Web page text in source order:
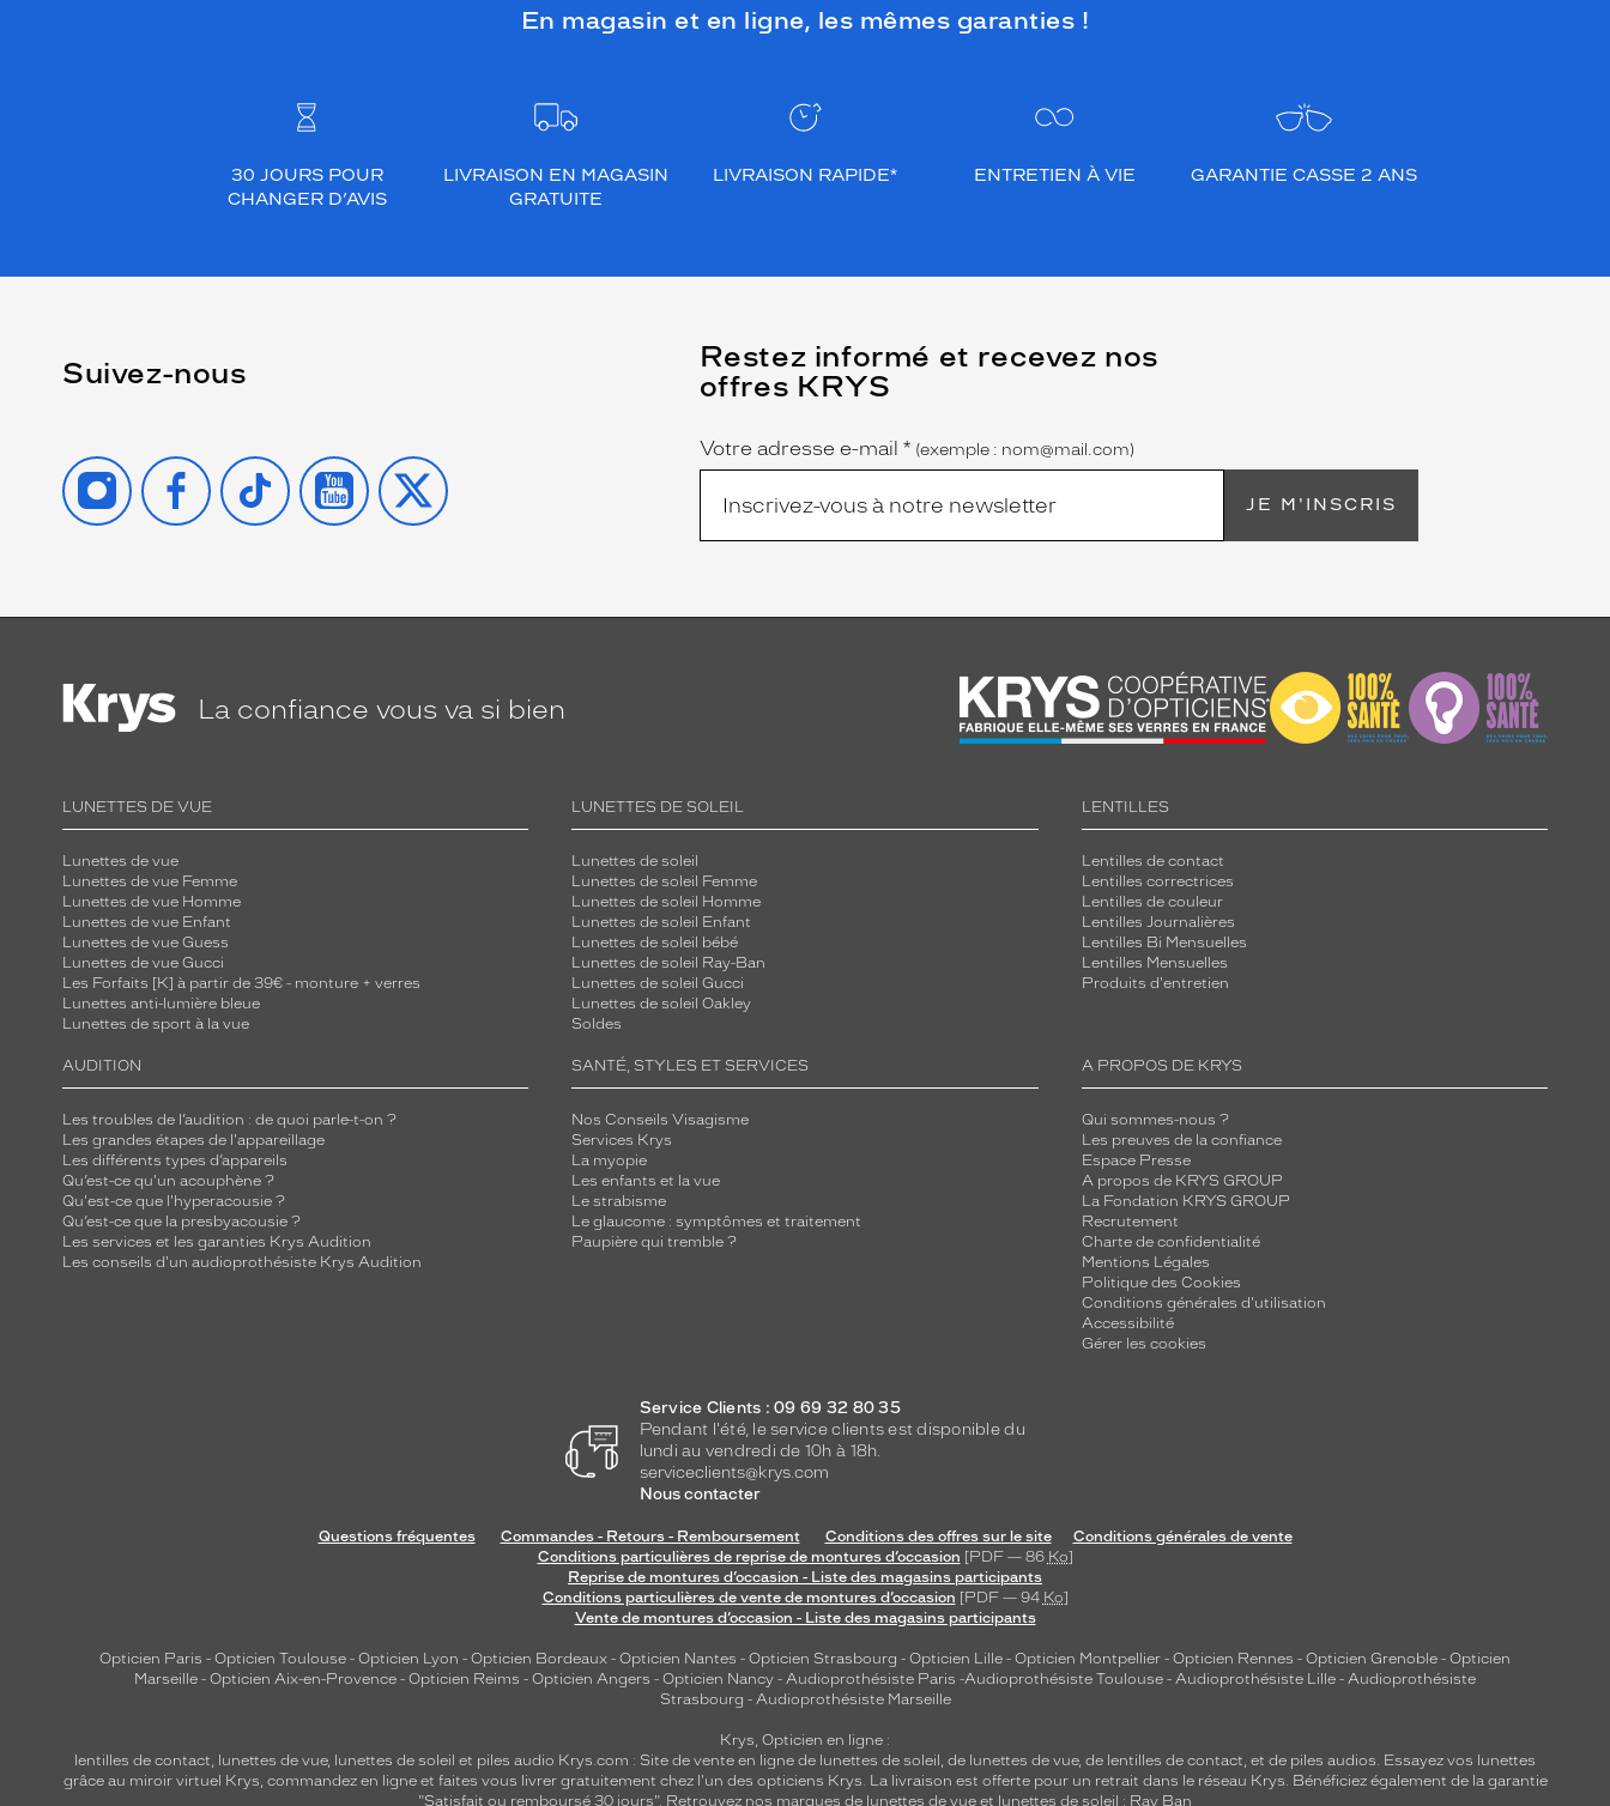
En magasin et en ligne, les mêmes garanties !
30 JOURS POUR
CHANGER D’AVIS
LIVRAISON EN MAGASIN
GRATUITE
LIVRAISON RAPIDE* ENTRETIEN À VIE GARANTIE CASSE 2 ANS
Suivez-nous
INSTAGRAMFACEBOOK
TIKTOK YOUTUBE
X
Restez informé et recevez nos
offres KRYS
Name
Votre adresse e-mail *
(Ce
champ
est
obligatoire)
(exemple : nom@mail.com)
JE M'INSCRIS
La confiance vous va si bien
LUNETTES DE VUE
Lunettes de vue
Lunettes de vue Femme
Lunettes de vue Homme
Lunettes de vue Enfant
Lunettes de vue Guess
Lunettes de vue Gucci
Les Forfaits [K] à partir de 39€ - monture + verres
Lunettes anti-lumière bleue
Lunettes de sport à la vue
LUNETTES DE SOLEIL
Lunettes de soleil
Lunettes de soleil Femme
Lunettes de soleil Homme
Lunettes de soleil Enfant
Lunettes de soleil bébé
Lunettes de soleil Ray-Ban
Lunettes de soleil Gucci
Lunettes de soleil Oakley
Soldes
LENTILLES
Lentilles de contact
Lentilles correctrices
Lentilles de couleur
Lentilles Journalières
Lentilles Bi Mensuelles
Lentilles Mensuelles
Produits d'entretien
AUDITION
Les troubles de l’audition : de quoi parle-t-on ?
Les grandes étapes de l'appareillage
Les différents types d’appareils
Qu’est-ce qu'un acouphène ?
Qu'est-ce que l'hyperacousie ?
Qu’est-ce que la presbyacousie ?
Les services et les garanties Krys Audition
Les conseils d'un audioprothésiste Krys Audition
SANTÉ, STYLES ET SERVICES
Nos Conseils Visagisme
Services Krys
La myopie
Les enfants et la vue
Le strabisme
Le glaucome : symptômes et traitement
Paupière qui tremble ?
A PROPOS DE KRYS
Qui sommes-nous ?
Les preuves de la confiance
Espace Presse
A propos de KRYS GROUP
La Fondation KRYS GROUP
Recrutement
Charte de confidentialité
Mentions Légales
Politique des Cookies
Conditions générales d'utilisation
Accessibilité
Gérer les cookies
Service Clients : 09 69 32 80 35
Pendant l'été, le service clients est disponible du
lundi au vendredi de 10h à 18h.
serviceclients@krys.com
Nous contacter
Questions fréquentes Commandes - Retours - Remboursement Conditions des offres sur le site
Conditions générales de vente
Conditions particulières de reprise de montures d’occasion [PDF — 86 Ko]
Reprise de montures d’occasion - Liste des magasins participants
Conditions particulières de vente de montures d’occasion [PDF — 94 Ko]
Vente de montures d’occasion - Liste des magasins participants
Opticien Paris - Opticien Toulouse - Opticien Lyon - Opticien Bordeaux - Opticien Nantes - Opticien Strasbourg - Opticien Lille - Opticien Montpellier - Opticien Rennes - Opticien Grenoble - Opticien
Marseille - Opticien Aix-en-Provence - Opticien Reims - Opticien Angers - Opticien Nancy - Audioprothésiste Paris -Audioprothésiste Toulouse - Audioprothésiste Lille - Audioprothésiste
Strasbourg - Audioprothésiste Marseille
Krys, Opticien en ligne :
lentilles de contact, lunettes de vue, lunettes de soleil et piles audio Krys.com : Site de vente en ligne de lunettes de soleil, de lunettes de vue, de lentilles de contact, et de piles audios. Essayez vos lunettes
grâce au miroir virtuel Krys, commandez en ligne et faites vous livrer gratuitement chez l'un des opticiens Krys. La livraison est offerte pour un retrait dans le réseau Krys. Bénéficiez également de la garantie
"Satisfait ou remboursé 30 jours". Retrouvez nos marques de lunettes de vue et lunettes de soleil : Ray Ban